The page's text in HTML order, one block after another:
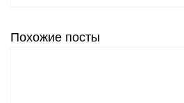
Похожие посты